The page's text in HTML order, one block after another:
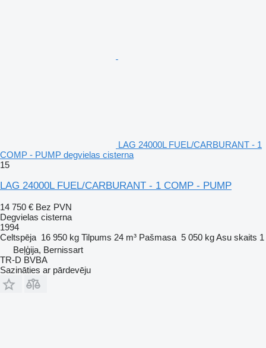
LAG 24000L FUEL/CARBURANT - 1
COMP - PUMP degvielas cisterna
15
LAG 24000L FUEL/CARBURANT - 1 COMP - PUMP
14 750 € Bez PVN
Degvielas cisterna
1994
Celtspēja 16 950 kg Tilpums 24 m³ Pašmasa 5 050 kgAsu skaits 1
Beļģija, Bernissart
TR-D BVBA
Sazināties ar pārdevēju